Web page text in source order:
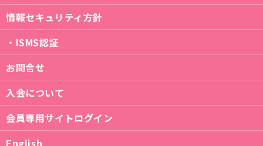
情報セキュリティ方針
・ISMS認証
お問合せ
入会について
会員専用サイトログイン
English